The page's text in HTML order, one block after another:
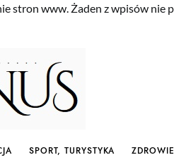
stron www. Żaden z wpisów
SPORT, TURYSTYKA